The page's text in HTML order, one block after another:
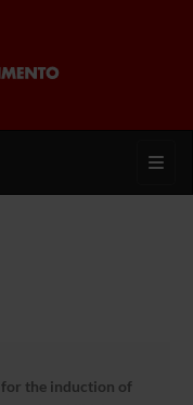
for the induction of